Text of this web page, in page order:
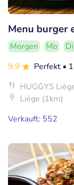
Menu burger
Morgen Mo Di
9.9
Perfekt •
HUGGYS
Liège (1km)
Verkauft: 552